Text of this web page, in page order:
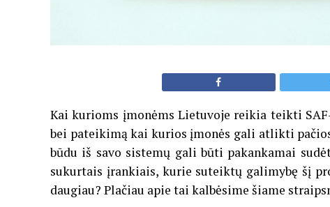
Kai kurioms įmonėms Lietuvoje reikia teikti
bei pateikimą kai kurios įmonės gali atlikti
būdu iš savo sistemų gali būti pakankamai
sukurtais įrankiais, kurie suteiktų galimybę šį
daugiau? Plačiau apie tai kalbėsime šiame